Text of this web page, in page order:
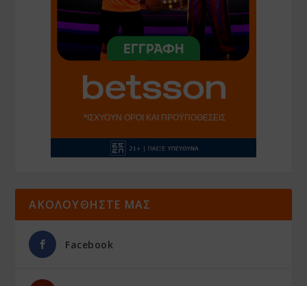
ΑΚΟΛΟΥΘΗΣΤΕ ΜΑΣ
Facebook